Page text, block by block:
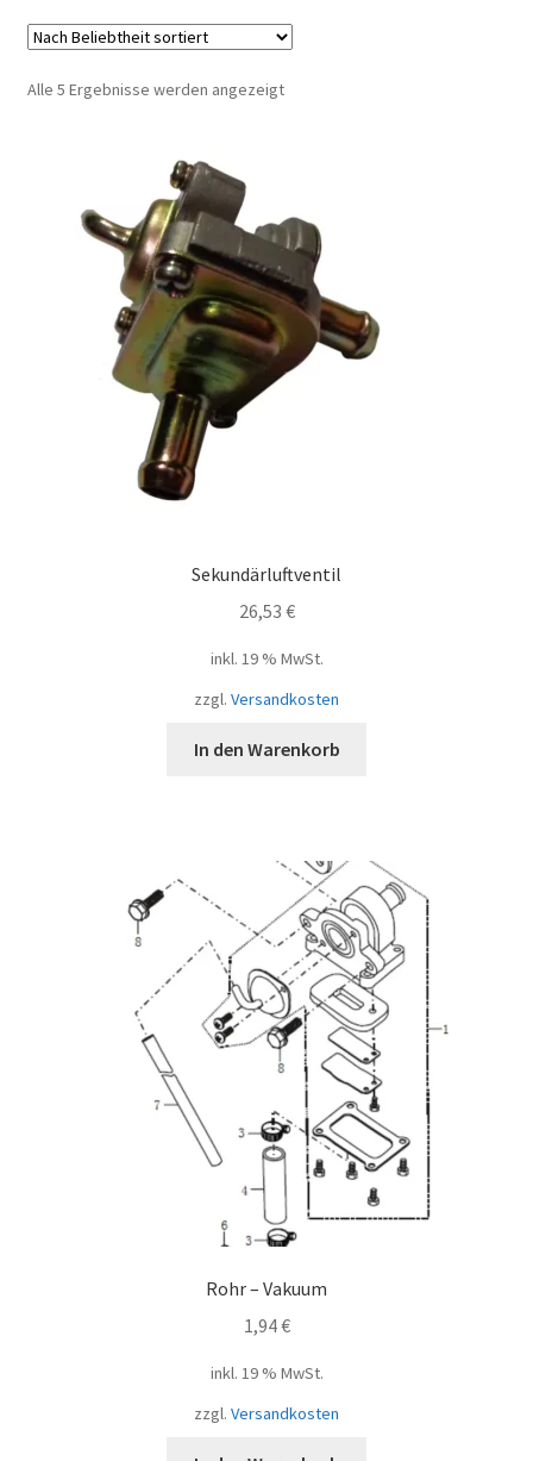
Alle 5 Ergebnisse werden angezeigtNach
Sekundärluftventil
26,53 €
inkl. 19 % MwSt.
zzgl. Versandkosten
In den Warenkorb
Rohr – Vakuum
1,94€
inkl. 19 % MwSt.
zzgl. Versandkosten